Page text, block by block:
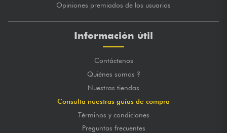
Opiniones premiados de los usuarios
Información útil
Contáctenos
Quiénes somos ?
Nuestras tiendas
Consulta nuestras guías de compra
Términos y condiciones
Preguntas frecuentes